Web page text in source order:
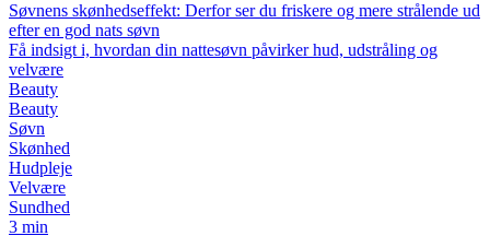
Søvnens skønhedseffekt: Derfor ser du friskere og mere strålende ud
efter en god nats søvn
Få indsigt i, hvordan din nattesøvn påvirker hud, udstråling og
velvære
Beauty
Beauty
Søvn
Skønhed
Hudpleje
Velvære
Sundhed
3 min